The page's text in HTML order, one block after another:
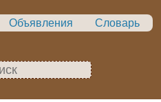
Объявления Словарь